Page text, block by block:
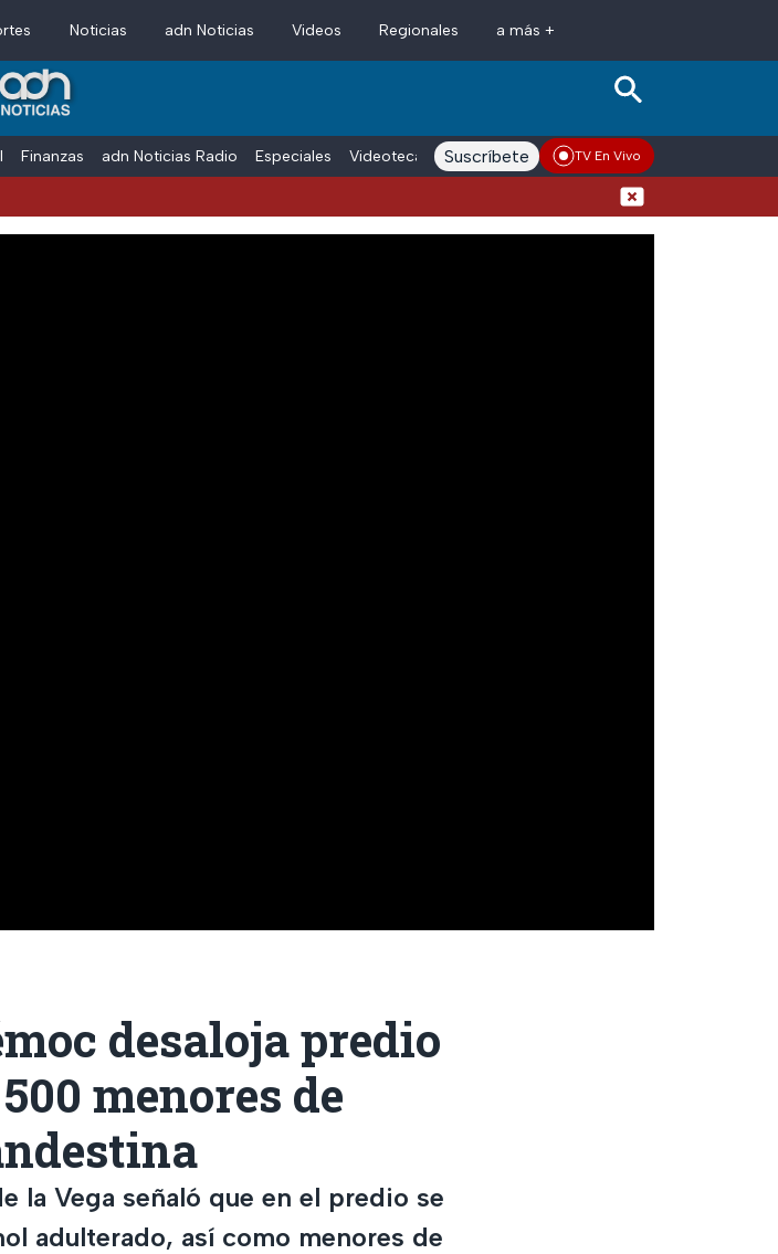
Noticias adn Noticias Videos Regionales a más +
Finanzas adn Noticias Radio Especiales Videoteca Conductores Voces adn Noticias
Suscríbete TV En Vivo
desaloja predio
menores de
la Vega señaló que en el predio se
adulterado, así como menores de